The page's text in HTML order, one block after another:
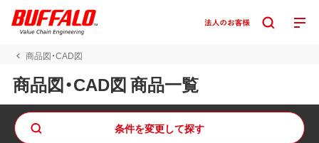
商品図・CAD図
商品図・CAD図 商品一覧
条件を変更して探す